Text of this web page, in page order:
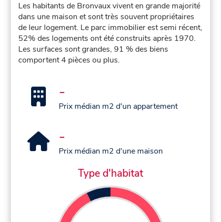
Les habitants de Bronvaux vivent en grande majorité
dans une maison et sont très souvent propriétaires
de leur logement. Le parc immobilier est semi récent,
52% des logements ont été construits après 1970.
Les surfaces sont grandes, 91 % des biens
comportent 4 pièces ou plus.
-
Prix médian m2 d'un appartement
-
Prix médian m2 d'une maison
Type d'habitat